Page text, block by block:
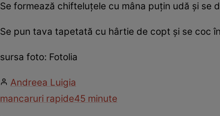
Se formează chifteluţele cu mâna puţin udă şi se
Se pun tava tapetată cu hârtie de copt şi se coc
sursa foto: Fotolia
Andreea Luigia
mancaruri rapide45 minute